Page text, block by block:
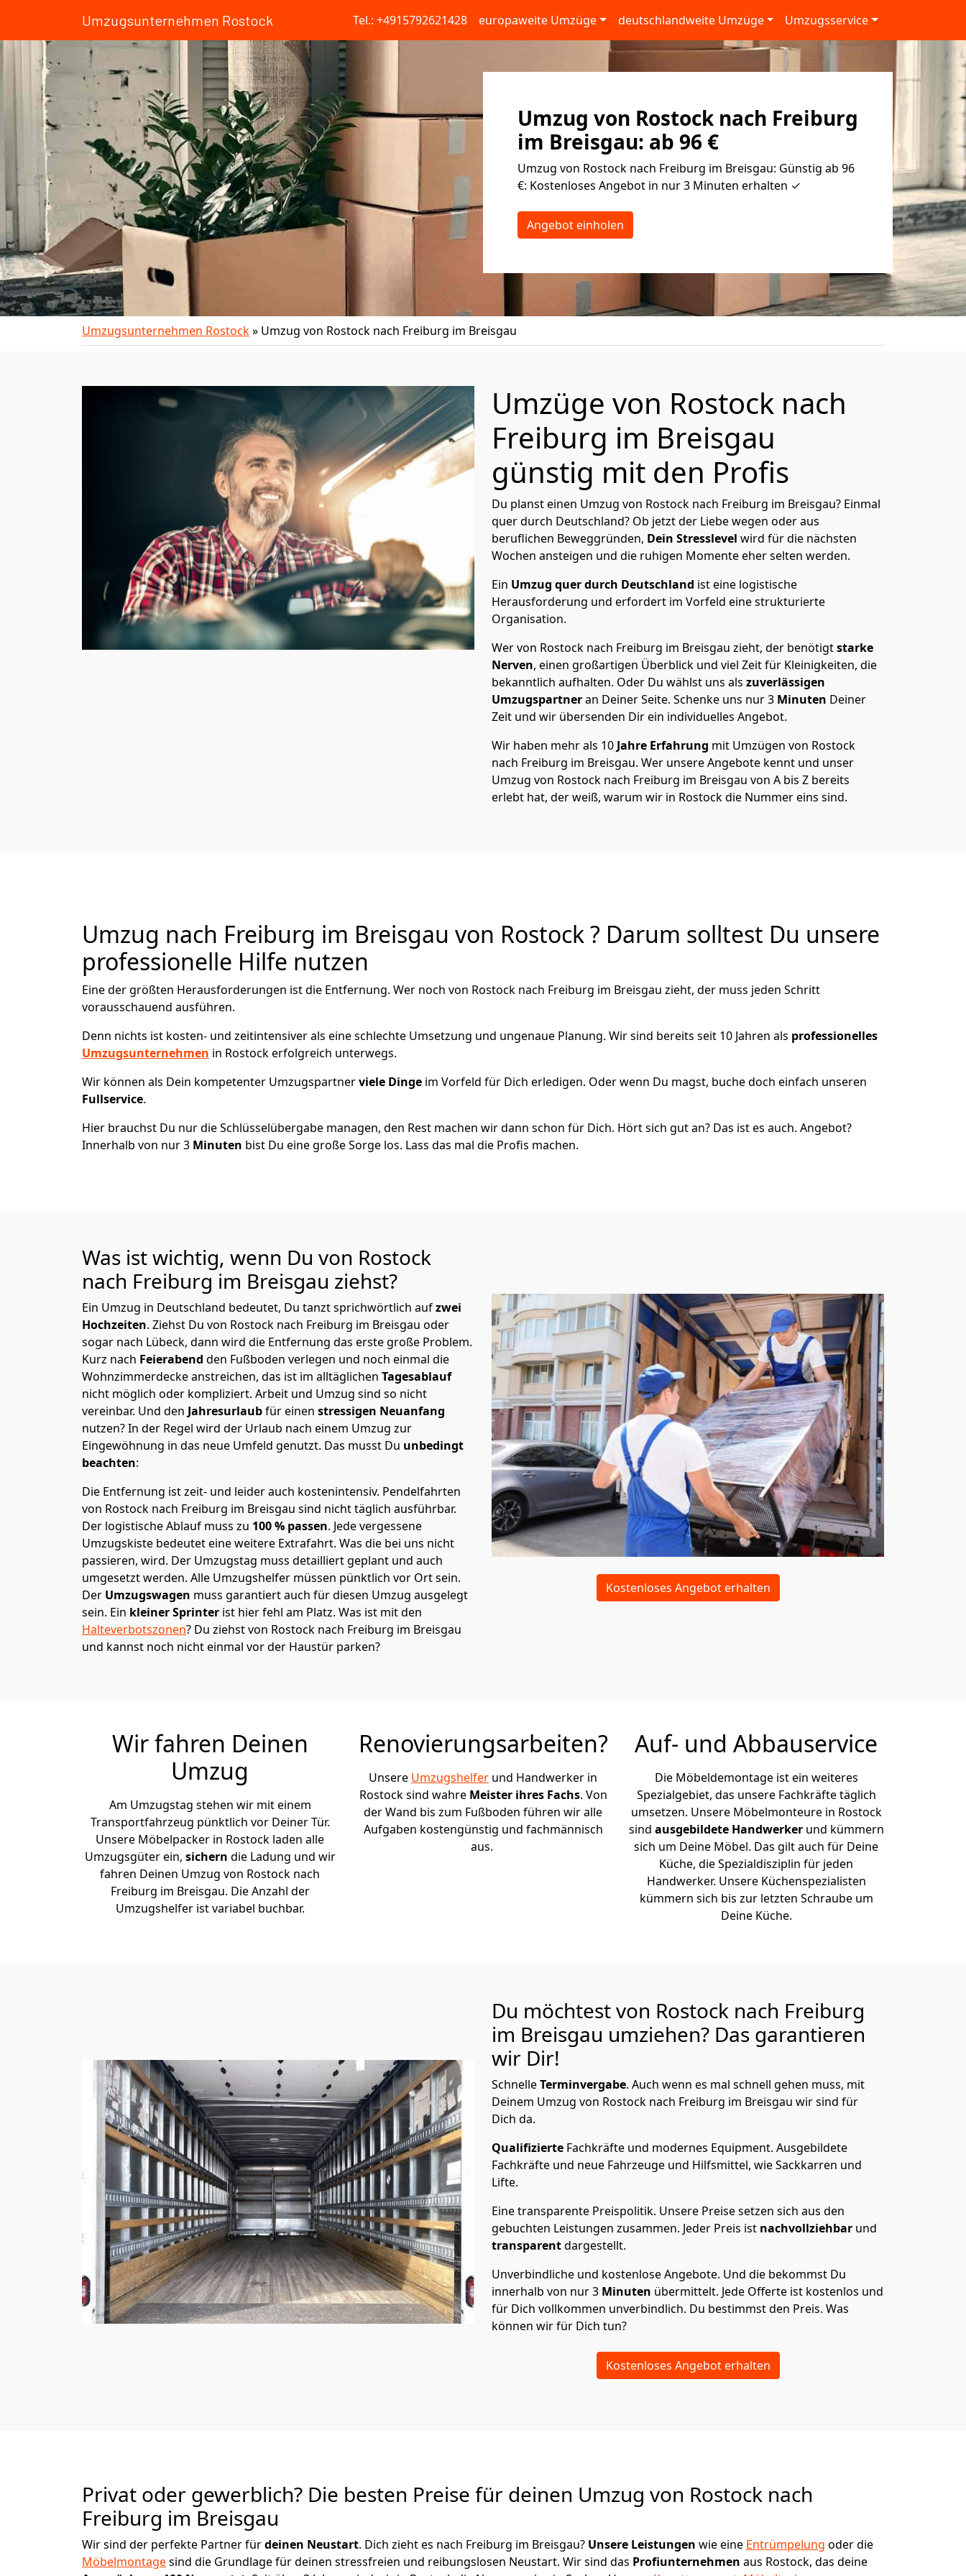
Umzugsunternehmen Rostock Tel.: +4915792621428 europaweite Umzüge deutschlandweite Umzüge Umzugsservice
Umzug von Rostock nach Freiburg
im Breisgau: ab 96 €
Umzug von Rostock nach Freiburg im Breisgau: Günstig ab 96
€: Kostenloses Angebot in nur 3 Minuten erhalten ✓
Angebot einholen
Umzugsunternehmen Rostock» Umzug von Rostock nach Freiburg im Breisgau
Umzüge von Rostock nach
Freiburg im Breisgau
günstig mit den Profis
Du planst einen Umzug von Rostock nach Freiburg im Breisgau? Einmal
quer durch Deutschland? Ob jetzt der Liebe wegen oder aus
beruflichen Beweggründen, Dein Stresslevel wird für die nächsten
Wochen ansteigen und die ruhigen Momente eher selten werden.
Ein Umzug quer durch Deutschland ist eine logistische
Herausforderung und erfordert im Vorfeld eine strukturierte
Organisation.
Wer von Rostock nach Freiburg im Breisgau zieht, der benötigtstarke
Nerven, einen großartigen Überblick und viel Zeit für Kleinigkeiten, die
bekanntlich aufhalten. Oder Du wählst uns als zuverlässigen
Umzugspartneran Deiner Seite. Schenke uns nur3 Minuten Deiner
Zeit und wir übersenden Dir ein individuelles Angebot.
Wir haben mehr als 10 Jahre Erfahrung mit Umzügen von Rostock
nach Freiburg im Breisgau. Wer unsere Angebote kennt und unser
Umzug von Rostock nach Freiburg im Breisgau von A bis Z bereits
erlebt hat, der weiß, warum wir in Rostock die Nummer eins sind.
Umzug nach Freiburg im Breisgau von Rostock ? Darum solltest Du unsere
professionelle Hilfe nutzen
Eine der größten Herausforderungen ist die Entfernung. Wer noch von Rostock nach Freiburg im Breisgau zieht, der muss jeden Schritt
vorausschauend ausführen.
Denn nichts ist kosten- und zeitintensiver als eine schlechte Umsetzung und ungenaue Planung. Wir sind bereits seit 10 Jahren als professionelles
Umzugsunternehmen in Rostock erfolgreich unterwegs.
Wir können als Dein kompetenter Umzugspartnerviele Dinge im Vorfeld für Dich erledigen. Oder wenn Du magst, buche doch einfach unseren
Fullservice.
Hier brauchst Du nur die Schlüsselübergabe managen, den Rest machen wir dann schon für Dich. Hört sich gut an? Das ist es auch. Angebot?
Innerhalb von nur 3 Minuten bist Du eine große Sorge los. Lass das mal die Profis machen.
Was ist wichtig, wenn Du von Rostock
nach Freiburg im Breisgau ziehst?
Ein Umzug in Deutschland bedeutet, Du tanzt sprichwörtlich aufzwei
Hochzeiten. Ziehst Du von Rostock nach Freiburg im Breisgau oder
sogar nach Lübeck, dann wird die Entfernung das erste große Problem.
Kurz nach Feierabend den Fußboden verlegen und noch einmal die
Wohnzimmerdecke anstreichen, das ist im alltäglichen Tagesablauf
nicht möglich oder kompliziert. Arbeit und Umzug sind so nicht
vereinbar. Und den Jahresurlaubfür einen stressigen Neuanfang
nutzen? In der Regel wird der Urlaub nach einem Umzug zur
Eingewöhnung in das neue Umfeld genutzt. Das musst Du unbedingt
beachten:
Die Entfernung ist zeit- und leider auch kostenintensiv. Pendelfahrten
von Rostock nach Freiburg im Breisgau sind nicht täglich ausführbar.
Der logistische Ablauf muss zu 100 % passen. Jede vergessene
Umzugskiste bedeutet eine weitere Extrafahrt. Was die bei uns nicht
passieren, wird. Der Umzugstag muss detailliert geplant und auch
umgesetzt werden. Alle Umzugshelfer müssen pünktlich vor Ort sein.
Der Umzugswagen muss garantiert auch für diesen Umzug ausgelegt
sein. Ein kleiner Sprinter ist hier fehl am Platz. Was ist mit den
Halteverbotszonen? Du ziehst von Rostock nach Freiburg im Breisgau
und kannst noch nicht einmal vor der Haustür parken?
Kostenloses Angebot erhalten
Wir fahren Deinen
Umzug
Am Umzugstag stehen wir mit einem
Transportfahrzeug pünktlich vor Deiner Tür.
Unsere Möbelpacker in Rostock laden alle
Umzugsgüter ein, sichern die Ladung und wir
fahren Deinen Umzug von Rostock nach
Freiburg im Breisgau. Die Anzahl der
Umzugshelfer ist variabel buchbar.
Renovierungsarbeiten?
Unsere Umzugshelfer und Handwerker in
Rostock sind wahre Meister ihres Fachs. Von
der Wand bis zum Fußboden führen wir alle
Aufgaben kostengünstig und fachmännisch
aus.
Auf- und Abbauservice
Die Möbeldemontage ist ein weiteres
Spezialgebiet, das unsere Fachkräfte täglich
umsetzen. Unsere Möbelmonteure in Rostock
sind ausgebildete Handwerker und kümmern
sich um Deine Möbel. Das gilt auch für Deine
Küche, die Spezialdisziplin für jeden
Handwerker. Unsere Küchenspezialisten
kümmern sich bis zur letzten Schraube um
Deine Küche.
Du möchtest von Rostock nach Freiburg
im Breisgau umziehen? Das garantieren
wir Dir!
SchnelleTerminvergabe. Auch wenn es mal schnell gehen muss, mit
Deinem Umzug von Rostock nach Freiburg im Breisgau wir sind für
Dich da.
Qualifizierte Fachkräfte und modernes Equipment. Ausgebildete
Fachkräfte und neue Fahrzeuge und Hilfsmittel, wie Sackkarren und
Lifte.
Eine transparente Preispolitik. Unsere Preise setzen sich aus den
gebuchten Leistungen zusammen. Jeder Preis ist nachvollziehbar und
transparentdargestellt.
Unverbindliche und kostenlose Angebote. Und die bekommst Du
innerhalb von nur3 Minuten übermittelt. Jede Offerte ist kostenlos und
für Dich vollkommen unverbindlich. Du bestimmst den Preis. Was
können wir für Dich tun?
Kostenloses Angebot erhalten
Privat oder gewerblich? Die besten Preise für deinen Umzug von Rostock nach
Freiburg im Breisgau
Wir sind der perfekte Partner fürdeinen Neustart. Dich zieht es nach Freiburg im Breisgau? Unsere Leistungen wie eine Entrümpelung oder die
Möbelmontagesind die Grundlage für deinen stressfreien und reibungslosen Neustart. Wir sind das Profiunternehmen aus Rostock, das deine